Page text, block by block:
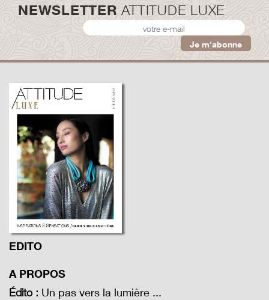
NEWSLETTER ATTITUDE LUXE
EDITO
A PROPOS
Édito : Un pas vers la lumière ...